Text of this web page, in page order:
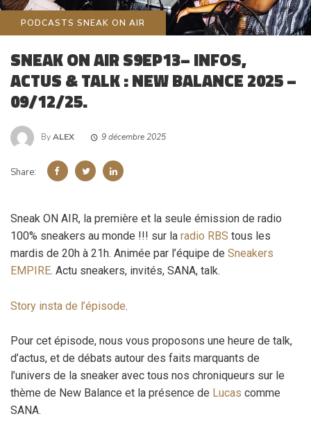
PODCASTS SNEAK ON AIR
SNEAK ON AIR S9EP13– INFOS,
ACTUS & TALK : NEW BALANCE 2025 –
09/12/25.
ByALEX 9 décembre 2025
Share:
Sneak ON AIR, la première et la seule émission de radio
100% sneakers au monde !!! sur la radio RBS tous les
mardis de 20h à 21h. Animée par l’équipe de Sneakers
EMPIRE. Actu sneakers, invités, SANA, talk.
Story insta de l’épisode.
Pour cet épisode, nous vous proposons une heure de talk,
d’actus, et de débats autour des faits marquants de
l’univers de la sneaker avec tous nos chroniqueurs sur le
thème de New Balance et la présence de Lucas comme
SANA.